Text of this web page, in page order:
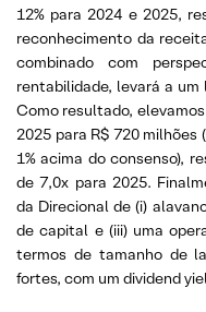
12% para 2024 e 2025,
reconhecimento da
combinado com
rentabilidade, levará a um
Como resultado,
2025 para R$ 720 milhões
1% acima do consenso),
de 7,0x para 2025.
da Direcional de (i)
de capital e (iii) uma
termos de tamanho de
fortes, com um dividend